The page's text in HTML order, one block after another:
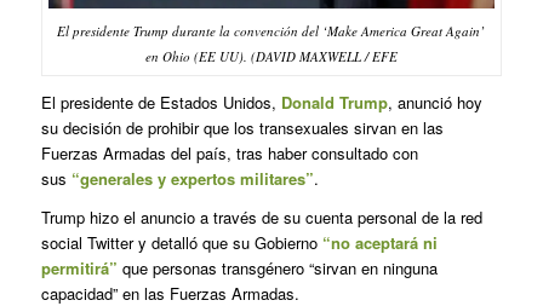
El presidente Trump durante la convención del ‘Make America Great Again’
en Ohio (EE UU). (DAVID MAXWELL / EFE
El presidente de Estados Unidos, Donald Trump, anunció hoy
su decisión de prohibir que los transexuales sirvan en las
Fuerzas Armadas del país, tras haber consultado con
sus “generales y expertos militares”.
Trump hizo el anuncio a través de su cuenta personal de la red
social Twitter y detalló que su Gobierno“no aceptará ni
permitirá” que personas transgénero “sirvan en ninguna
capacidad” en las Fuerzas Armadas.